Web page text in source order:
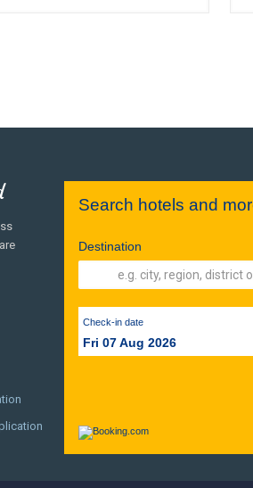
Search hotels and
Destination
Check-in date
Fri 07 Aug 2026